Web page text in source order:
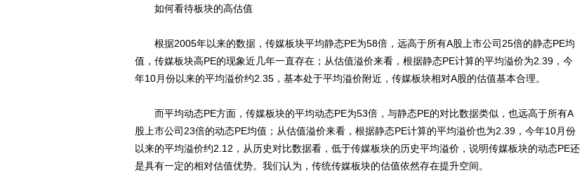
如何看待板块的高估值
根据2005年以来的数据，传媒板块平均静态PE为58倍，远高于所有A股上市公司25倍的静态PE均
值，传媒板块高PE的现象近几年一直存在；从估值溢价来看，根据静态PE计算的平均溢价为2.39，今
年10月份以来的平均溢价约2.35，基本处于平均溢价附近，传媒板块相对A股的估值基本合理。
而平均动态PE方面，传媒板块的平均动态PE为53倍，与静态PE的对比数据类似，也远高于所有A
股上市公司23倍的动态PE均值；从估值溢价来看，根据静态PE计算的平均溢价也为2.39，今年10月份
以来的平均溢价约2.12，从历史对比数据看，低于传媒板块的历史平均溢价，说明传媒板块的动态PE还
是具有一定的相对估值优势。我们认为，传统传媒板块的估值依然存在提升空间。